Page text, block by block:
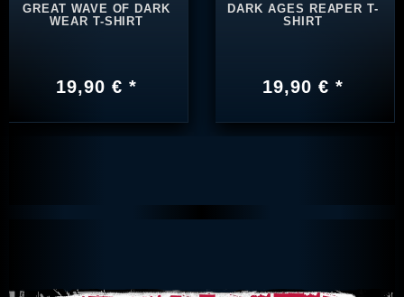
GREAT WAVE OF DARK
WEAR T-SHIRT
19,90 € *
DARK AGES REAPER T-
SHIRT
19,90 € *